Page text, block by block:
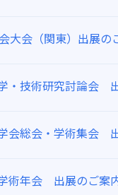
大会（関東）出展の
・技術研究討論会
会総会・学術集会
術年会 出展のご案